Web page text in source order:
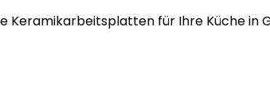
Keramikarbeitsplatten für Ihre Küche in